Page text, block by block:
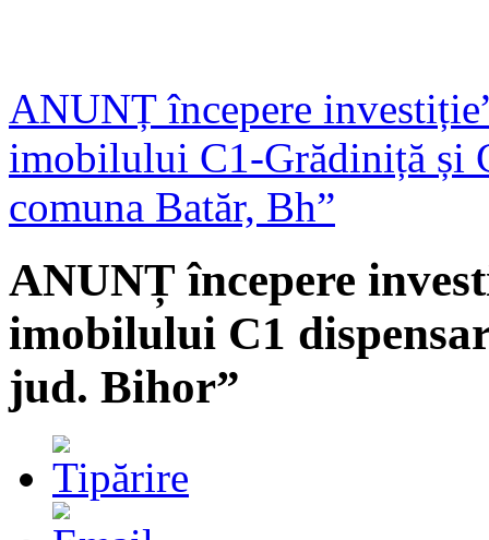
ANUNȚ începere
imobilului C1-Grădiniță și
comuna Batăr, Bh”
ANUNȚ începere
imobilului C1
jud. Bihor”